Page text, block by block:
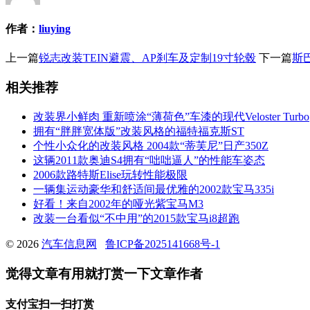
作者： liuying
上一篇锐志改装TEIN避震、AP刹车及定制19寸轮毂 下一篇斯
相关推荐
改装界小鲜肉 重新喷涂“薄荷色”车漆的现代Veloster Turbo
拥有“胖胖宽体版”改装风格的福特福克斯ST
个性小众化的改装风格 2004款“蒂芙尼”日产350Z
这辆2011款奥迪S4拥有“咄咄逼人”的性能车姿态
2006款路特斯Elise玩转性能极限
一辆集运动豪华和舒适间最优雅的2002款宝马335i
好看！来自2002年的哑光紫宝马M3
改装一台看似“不中用”的2015款宝马i8超跑
© 2026 汽车信息网 鲁ICP备2025141668号-1
觉得文章有用就打赏一下文章作者
支付宝扫一扫打赏